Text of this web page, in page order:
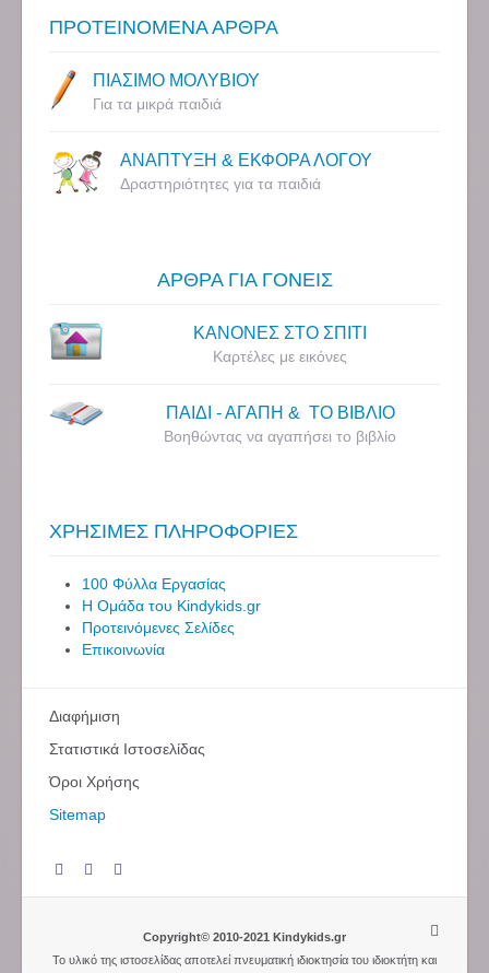
ΠΡΟΤΕΙΝΟΜΕΝΑ ΑΡΘΡΑ
ΠΙΑΣΙΜΟ ΜΟΛΥΒΙΟΥ
Για τα μικρά παιδιά
ΑΝΑΠΤΥΞΗ & ΕΚΦΟΡΑ ΛΟΓΟΥ
Δραστηριότητες για τα παιδιά
ΑΡΘΡΑ ΓΙΑ ΓΟΝΕΙΣ
ΚΑΝΟΝΕΣ ΣΤΟ ΣΠΙΤΙ
Καρτέλες με εικόνες
ΠΑΙΔΙ - ΑΓΑΠΗ & ΤΟ ΒΙΒΛΙΟ
Βοηθώντας να αγαπήσει το βιβλίο
ΧΡΗΣΙΜΕΣ ΠΛΗΡΟΦΟΡΙΕΣ
100 Φύλλα Εργασίας
Η Ομάδα του Kindykids.gr
Προτεινόμενες Σελίδες
Επικοινωνία
Διαφήμιση
Στατιστικά Ιστοσελίδας
Όροι Χρήσης
Sitemap
Copyright© 2010-2021 Kindykids.gr
Το υλικό της ιστοσελίδας αποτελεί πνευματική ιδιοκτησία του ιδιοκτήτη και